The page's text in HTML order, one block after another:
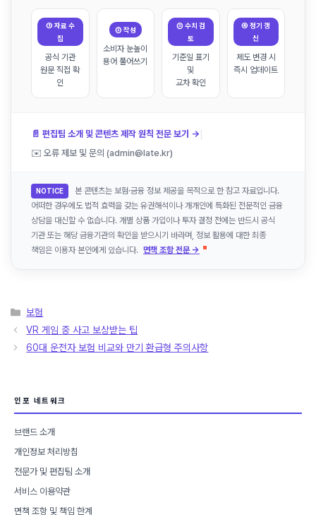
① 자료 수
집
공식 기관
원문 직접 확
인
② 작성
소비자 눈높이
용어 풀어쓰기
③ 수치 검
토
기준일 표기
및
교차 확인
④ 정기 갱
신
제도 변경 시
즉시 업데이트
📄 편집팀 소개 및 콘텐츠 제작 원칙 전문 보기 → |
✉️ 오류 제보 및 문의 (admin@late.kr)
NOTICE
본 콘텐츠는 보험·금융 정보 제공을 목적으로 한 참고 자료입니다.
어떠한 경우에도 법적 효력을 갖는 유권해석이나 개개인에 특화된 전문적인 금융
상담을 대신할 수 없습니다. 개별 상품 가입이나 투자 결정 전에는 반드시 공식
기관 또는 해당 금융기관의 확인을 받으시기 바라며, 정보 활용에 대한 최종
책임은 이용자 본인에게 있습니다. 면책 조항 전문 →
카
테
리
보험
VR 게임 중 사고 보상받는 팁
60대 운전자 보험 비교와 만기 환급형 주의사항
인포 네트워크
브랜드 소개
개인정보 처리방침
전문가 및 편집팀 소개
서비스 이용약관
면책 조항 및 책임 한계